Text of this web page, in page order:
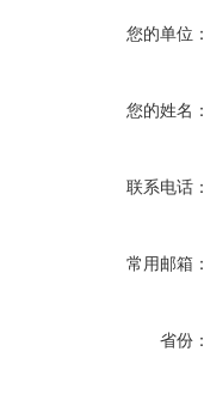
您的单位：
您的姓名：
联系电话：
常用邮箱：
省份：